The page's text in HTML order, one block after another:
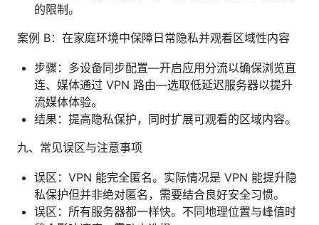
的限制。
案例 B：在家庭环境中保障日常隐私并观看区域性内容
步骤：多设备同步配置—开启应用分流以确保浏览直
连、媒体通过 VPN 路由—选取低延迟服务器以提升
流媒体体验。
结果：提高隐私保护，同时扩展可观看的区域内容。
九、常见误区与注意事项
误区：VPN 能完全匿名。实际情况是 VPN 能提升隐
私保护但并非绝对匿名，需要结合良好安全习惯。
误区：所有服务器都一样快。不同地理位置与峰值时